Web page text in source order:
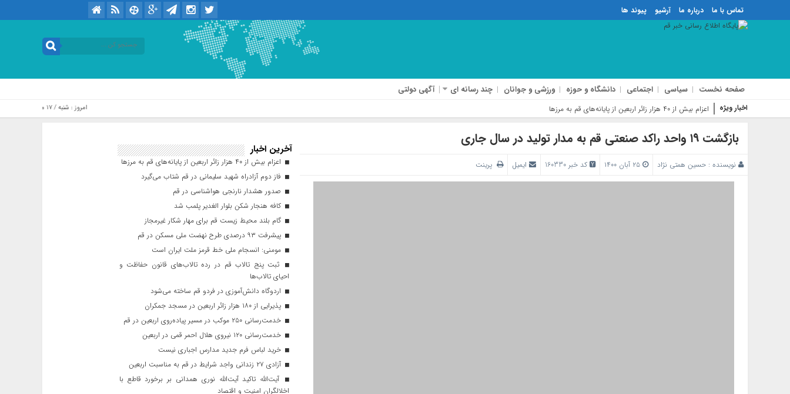
تماس با ما درباره ما آرشیو پیوند ها
صفحه نخست سیاسی اجتماعی دانشگاه و حوزه ورزشی و جوانان چند رسانه ای آگهی دولتی
اخبار ویژه فاز امروز : شنبه / ۱۷ مرداد / ۱۴۰۵ .::. برابر با : Saturday, 8 August , 2026
بازگشت ۱۹ واحد راکد صنعتی قم به مدار تولید در سال جاری
نویسنده : حسین همتی نژاد کد خبر 160330 ایمیل پرینت
آخرین اخبار
اعزام بیش از ۴۰ هزار زائر اربعین از پایانه‌های قم به مرزها
فاز دوم آزادراه شهید سلیمانی در قم شتاب می‌گیرد
صدور هشدار نارنجی هواشناسی در قم
کافه هنجار شکن بلوار الغدیر پلمب شد
گام بلند محیط زیست قم برای مهار شکار غیرمجاز
پیشرفت ۹۳ درصدی طرح نهضت ملی مسکن در قم
مومنی: انسجام ملی خط قرمز ملت ایران است
ثبت پنج تالاب قم در رده تالاب‌های قانون حفاظت و
احیای تالاب‌ها
اردوگاه دانش‌آموزی در فردو قم ساخته می‌شود
پذیرایی از ۱۸۰ هزار زائر اربعین در مسجد جمکران
خدمت‌رسانی ۲۵۰ موکب در مسیر پیاده‌روی اربعین در قم
خدمت‌رسانی ۱۲۰ نیروی هلال احمر قمی در اربعین
خرید لباس فرم جدید مدارس اجباری نیست
آزادی ۲۷ زندانی واجد شرایط در قم به مناسبت اربعین
آیت‌الله تاکید آیت‌الله نوری همدانی بر برخورد قاطع با
اخلالگران امنیت و اقتصاد